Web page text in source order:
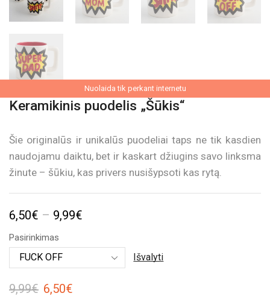
Nuolaida tik perkant internetu
Keramikinis puodelis „Šūkis“
Šie originalūs ir unikalūs puodeliai taps ne tik kasdien
naudojamu daiktu, bet ir kaskart džiugins savo linksma
žinute – šūkiu, kas privers nusišypsoti kas rytą.
6,50€ – 9,99€
through
Pasirinkimas
Išvalyti
9,99€ Original
6,50€